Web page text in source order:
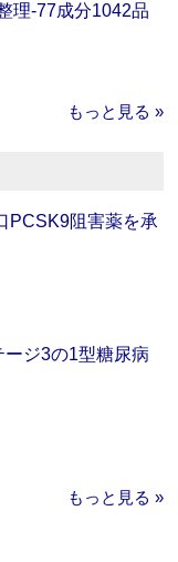
理‐77成分1042品
もっと見る »
PCSK9阻害薬を承
ジ3の1型糖尿病
もっと見る »